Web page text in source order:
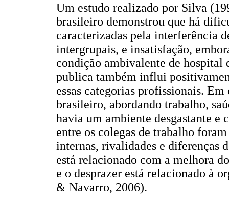
Um estudo realizado por Silva
brasileiro demonstrou que há
caracterizadas pela interferência
intergrupais, e insatisfação,
condição ambivalente de hospital
publica também influi
essas categorias profissionais.
brasileiro, abordando trabalho,
havia um ambiente desgastante e
entre os colegas de trabalho
internas, rivalidades e diferenças
está relacionado com a melhora
e o desprazer está relacionado à
& Navarro, 2006).